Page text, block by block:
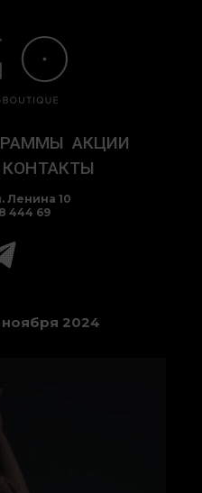
АКЦИИ
КОНТАКТЫ
Ленина 10
444 69
ноября 2024